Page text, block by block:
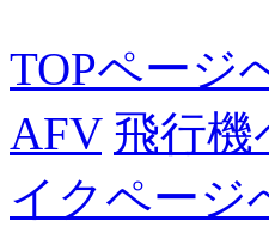
TOPページ
AFV 飛行機
イクページ